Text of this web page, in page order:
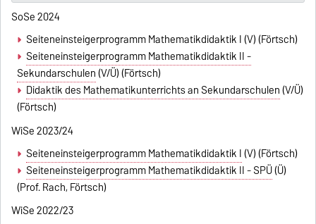
SoSe 2024
Seiteneinsteigerprogramm Mathematikdidaktik I (V) (Förtsch)
Seiteneinsteigerprogramm Mathematikdidaktik II -
Sekundarschulen(V/Ü) (Förtsch)
Didaktik des Mathematikunterrichts an Sekundarschulen(V/Ü)
(Förtsch)
WiSe 2023/24
Seiteneinsteigerprogramm Mathematikdidaktik I(V) (Förtsch)
Seiteneinsteigerprogramm Mathematikdidaktik II - SPÜ(Ü)
(Prof. Rach, Förtsch)
WiSe 2022/23